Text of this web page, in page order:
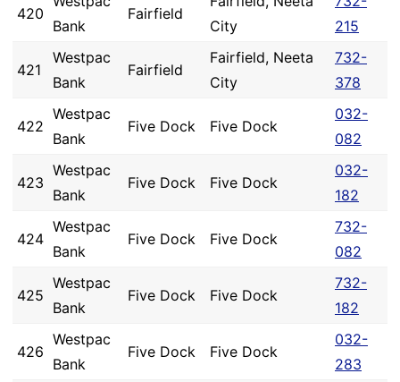
420
Bank
Fairfield
City
215
421
Westpac
Bank
Fairfield
Fairfield, Neeta
City
732-
378
422
Westpac
Bank
Five Dock Five Dock
032-
082
423
Westpac
Bank
Five Dock Five Dock
032-
182
424
Westpac
Bank
Five Dock Five Dock
732-
082
425
Westpac
Bank
Five Dock Five Dock
732-
182
426
Westpac
Bank
Five Dock Five Dock
032-
283